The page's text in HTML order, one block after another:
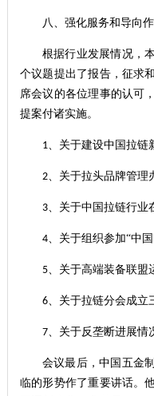
八、强化服务和导向
根据行业发展情况，
个议题提出了报告，征求
席会议的各位理事的认可
提案付诸实施。
1、关于建设中国拉链
2、关于拉头品牌管理
3、关于中国拉链行业
4、关于组织参加“中
5、关于高端装备联盟
6、关于拉链分会成立
7、关于反垄断进展情
会议最后，中国五金
临的形势作了重要讲话。